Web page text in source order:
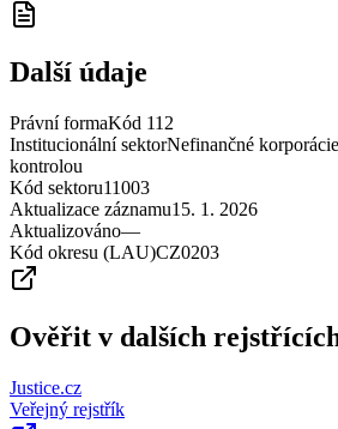
Další údaje
Právní formaKód 112
Institucionální sektorNefinančné
kontrolou
Kód sektoru11003
Aktualizace záznamu15. 1. 2026
Aktualizováno—
Kód okresu (LAU)CZ0203
Ověřit v dalších
Justice.cz
Veřejný rejstřík